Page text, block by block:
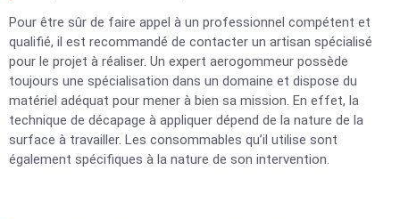
Pour être sûr de faire appel à un professionnel compétent et
qualifié, il est recommandé de contacter un artisan spécialisé
pour le projet à réaliser. Un expert aerogommeur possède
toujours une spécialisation dans un domaine et dispose du
matériel adéquat pour mener à bien sa mission. En effet, la
technique de décapage à appliquer dépend de la nature de la
surface à travailler. Les consommables qu’il utilise sont
également spécifiques à la nature de son intervention.